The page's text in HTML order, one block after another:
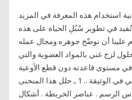
استخدام هذه المعرفة في المزيد
تُفيد في تطوير سُبُلِ الحياة على هذه
علينا أن نوضّح جوهره ومجال عمله
لزج غني بالمواد العضوية والتي
في مستوى قاعدته دون قطع الأوعية
الخشبية حسب الرسم التخطيطي في الوثيقة .. 1 ـ حلل هذا المنحنى
الرسم . عناصر الخريطة . أشكال